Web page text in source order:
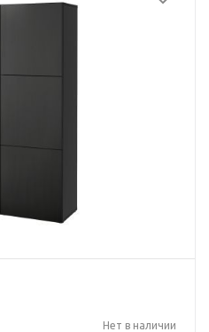
Нет в наличии